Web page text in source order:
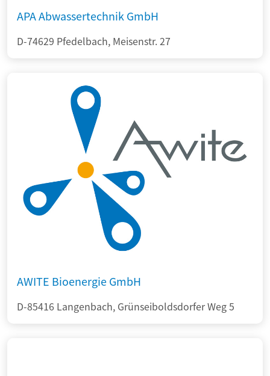
APA Abwassertechnik GmbH
D-74629 Pfedelbach, Meisenstr. 27
AWITE Bioenergie GmbH
D-85416 Langenbach, Grünseiboldsdorfer Weg 5